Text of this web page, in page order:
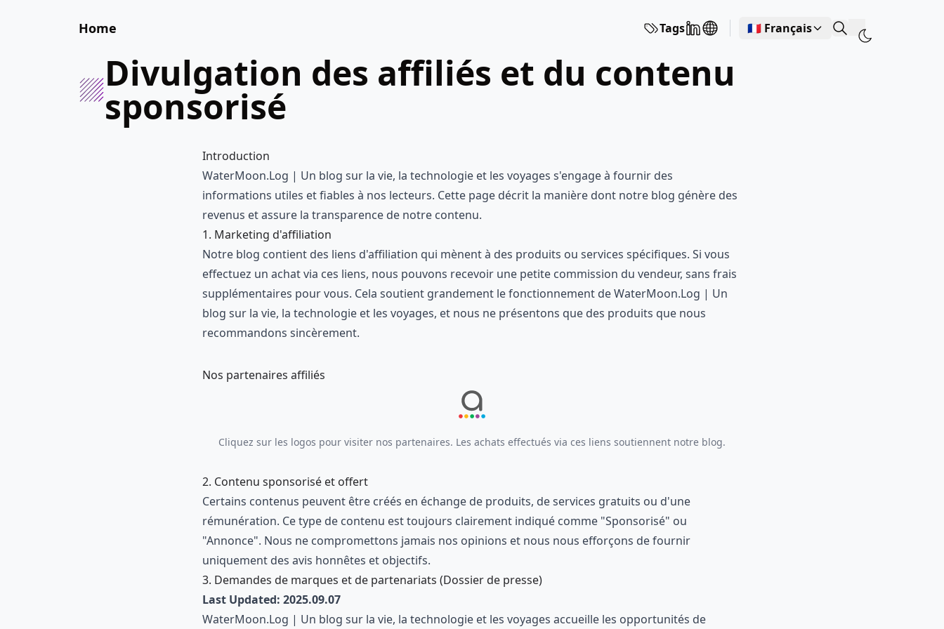
Home Tags 🇫🇷 Français
Divulgation des affiliés et du contenu
sponsorisé
Introduction
WaterMoon.Log | Un blog sur la vie, la technologie et les voyages s'engage à fournir des
informations utiles et fiables à nos lecteurs. Cette page décrit la manière dont notre blog génère des
revenus et assure la transparence de notre contenu.
1. Marketing d'affiliation
Notre blog contient des liens d'affiliation qui mènent à des produits ou services spécifiques. Si vous
effectuez un achat via ces liens, nous pouvons recevoir une petite commission du vendeur, sans frais
supplémentaires pour vous. Cela soutient grandement le fonctionnement de WaterMoon.Log | Un
blog sur la vie, la technologie et les voyages, et nous ne présentons que des produits que nous
recommandons sincèrement.
Nos partenaires affiliés
Cliquez sur les logos pour visiter nos partenaires. Les achats effectués via ces liens soutiennent notre blog.
2. Contenu sponsorisé et offert
Certains contenus peuvent être créés en échange de produits, de services gratuits ou d'une
rémunération. Ce type de contenu est toujours clairement indiqué comme "Sponsorisé" ou
"Annonce". Nous ne compromettons jamais nos opinions et nous nous efforçons de fournir
uniquement des avis honnêtes et objectifs.
3. Demandes de marques et de partenariats (Dossier de presse)
Last Updated: 2025.09.07
WaterMoon.Log | Un blog sur la vie, la technologie et les voyages accueille les opportunités de